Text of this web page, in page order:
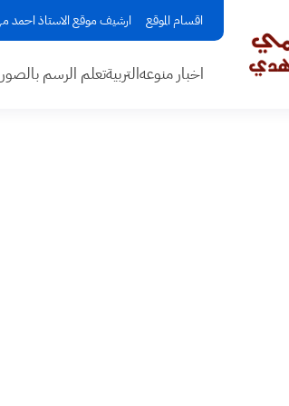
اقسام الموقع ارشيف موقع الاستاذ احمد
اخبار منوعهالتربيةتعلم الرسم بالصور